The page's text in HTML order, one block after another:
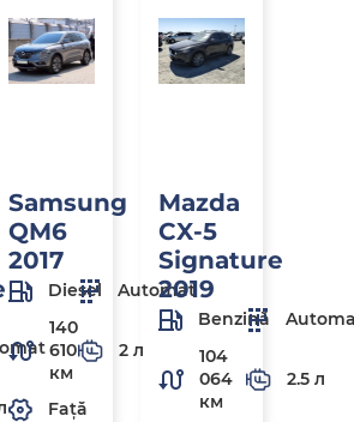
Samsung
QM6
2017
Diesel
Automat
140
610
км
2 л
Față
Mazda
CX-5
Signature
2019
Benzină
104
064
км
2.5 л